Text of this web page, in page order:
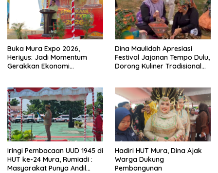
Buka Mura Expo 2026,
Heriyus: Jadi Momentum
Gerakkan Ekonomi
Dina Maulidah Apresiasi
Festival Jajanan Tempo Dulu,
Dorong Kuliner Tradisional
Iringi Pembacaan UUD 1945 di
HUT ke-24 Mura, Rumiadi :
Masyarakat Punya Andil
Hadiri HUT Mura, Dina Ajak
Warga Dukung
Pembangunan